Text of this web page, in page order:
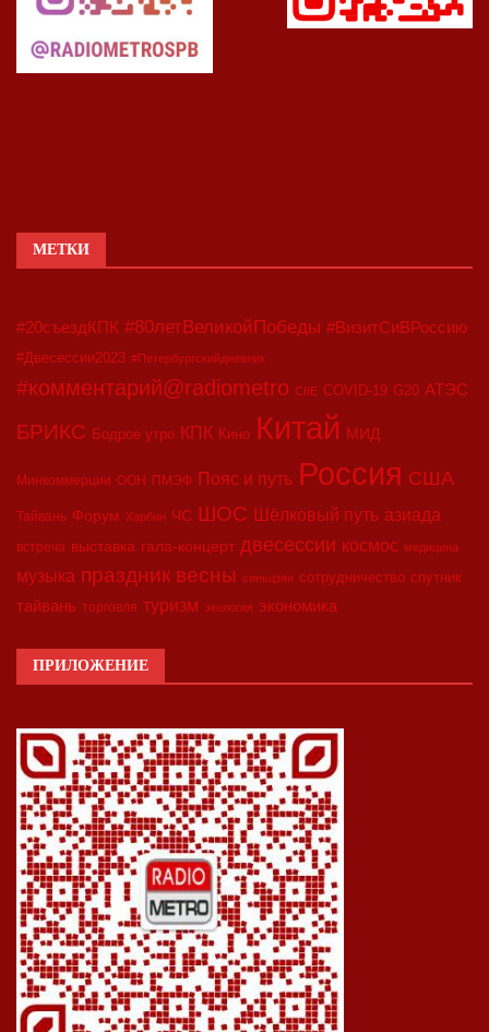
МЕТКИ
#20съездКПК #80летВеликойПобеды #ВизитСиВРоссию
#Двесессии2023 #Петербургскийдневник
#комментарий@radiometro CIIE COVID-19 G20 АТЭС
БРИКС Бодрое утро КПК Кино Китай МИД
Минкоммерции ООН ПМЭФ Пояс и путь Россия США
Тайвань Форум Харбин ЧС ШОС Шёлковый путь азиада
встреча выставка гала-концерт двесессии космос медицина
музыка праздник весны синьцзян сотрудничество спутник
тайвань торговля туризм экология экономика
ПРИЛОЖЕНИЕ